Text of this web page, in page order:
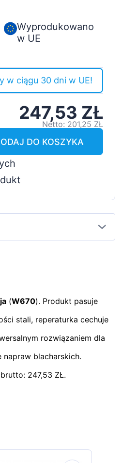
Wyprodukowano
w UE
w ciągu 30 dni w UE!
247,53 ZŁ
Netto: 201,25 ZŁ
DO KOSZYKA
(W670). Produkt pasuje
stali, reperaturka cechuje
rozwiązaniem dla
blacharskich.
247,53 ZŁ.